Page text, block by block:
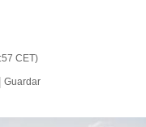
CET)
Guardar